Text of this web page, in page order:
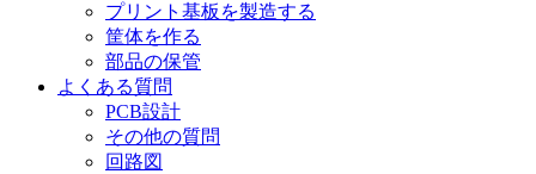
プリント基板を製造する
筐体を作る
部品の保管
よくある質問
PCB設計
その他の質問
回路図